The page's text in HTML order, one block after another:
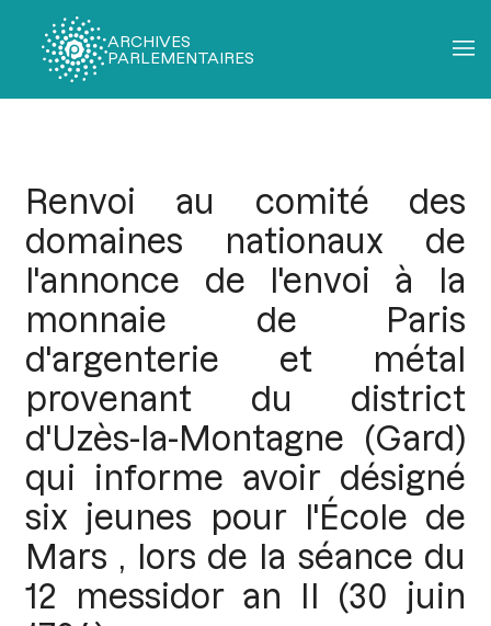
ARCHIVES
PARLEMENTAIRES
Renvoi au comité des
domaines nationaux de
l'annonce de l'envoi à la
monnaie de Paris
d'argenterie et métal
provenant du district
d'Uzès-la-Montagne (Gard)
qui informe avoir désigné
six jeunes pour l'École de
Mars , lors de la séance du
12 messidor an II (30 juin